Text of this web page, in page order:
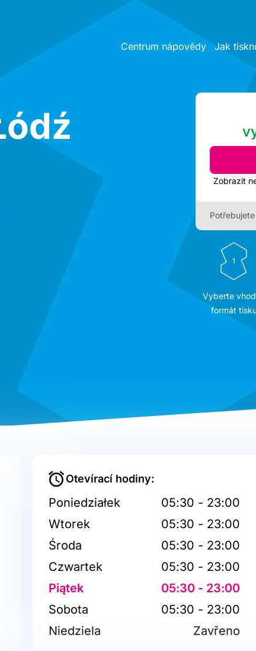
Centrum nápovědy Jak
1
Vyberte
formát
Otevírací hodiny:
Poniedziałek
05:30 - 23:00
Wtorek
05:30 - 23:00
Środa
05:30 - 23:00
Czwartek
05:30 - 23:00
Piątek
05:30 - 23:00
Sobota
05:30 - 23:00
Niedziela
Zavřeno